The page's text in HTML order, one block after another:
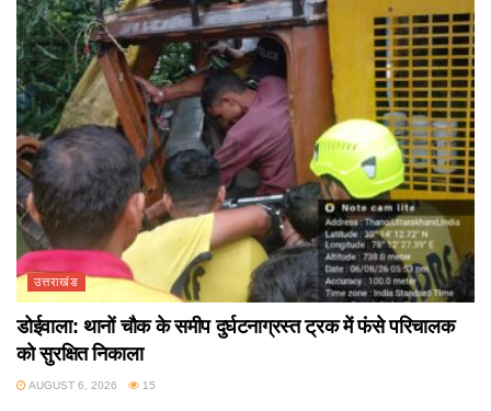
उत्तराखंड
डोईवाला: थानों चौक के समीप दुर्घटनाग्रस्त ट्रक में फंसे परिचालक
को सुरक्षित निकाला
AUGUST 6, 2026 15